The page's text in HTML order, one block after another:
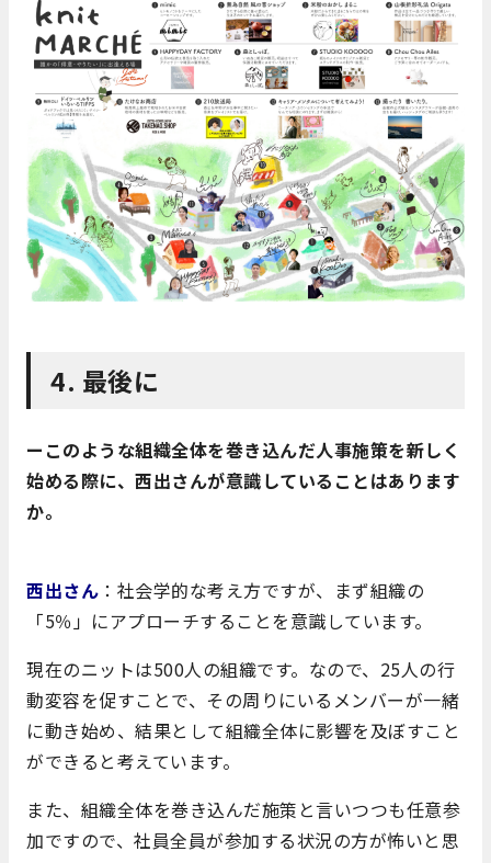
4. 最後に
ーこのような組織全体を巻き込んだ人事施策を新しく
始める際に、西出さんが意識していることはあります
か。
西出さん ：社会学的な考え方ですが、まず組織の
「5％」にアプローチすることを意識しています。
現在のニットは500人の組織です。なので、25人の行
動変容を促すことで、その周りにいるメンバーが一緒
に動き始め、結果として組織全体に影響を及ぼすこと
ができると考えています。
また、組織全体を巻き込んだ施策と言いつつも任意参
加ですので、社員全員が参加する状況の方が怖いと思